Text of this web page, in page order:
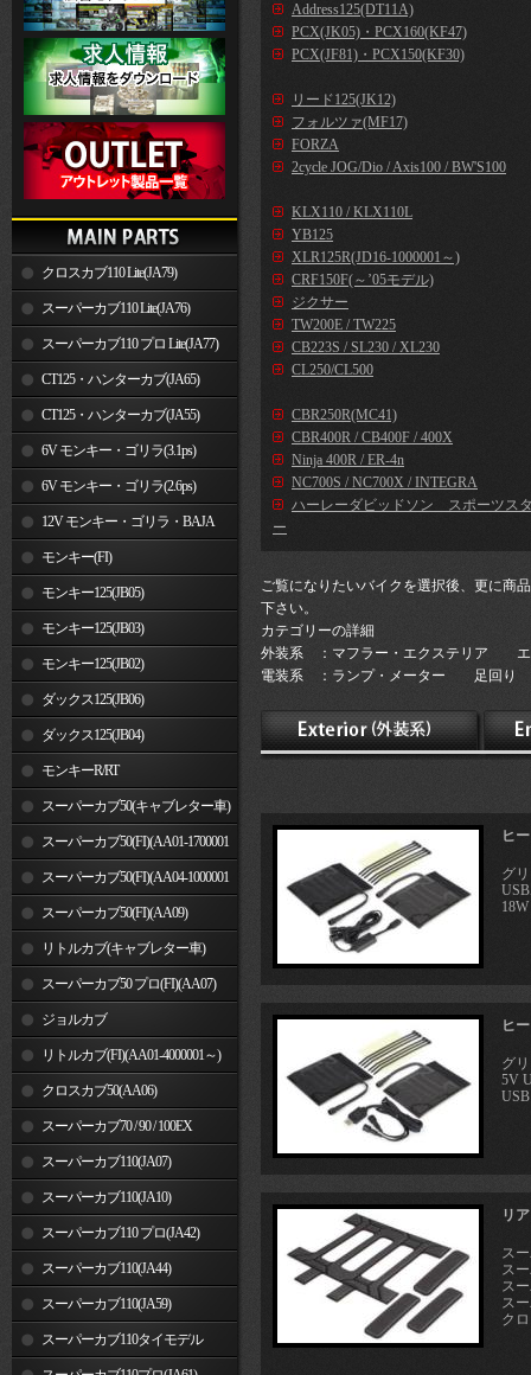
クロスカブ110 Lite(JA79)
スーパーカブ110 Lite(JA76)
スーパーカブ110 プロ Lite(JA77)
CT125・ハンターカブ(JA65)
CT125・ハンターカブ(JA55)
6V モンキー・ゴリラ(3.1ps)
6V モンキー・ゴリラ(2.6ps)
12V モンキー・ゴリラ・BAJA
モンキー(FI)
モンキー125(JB05)
モンキー125(JB03)
モンキー125(JB02)
ダックス125(JB06)
ダックス125(JB04)
モンキーR/RT
スーパーカブ50(キャブレター車)
スーパーカブ50(FI)(AA01-1700001
～) スーパーカブ50(FI)(AA04-1000001
～) スーパーカブ50(FI)(AA09)
リトルカブ(キャブレター車)
スーパーカブ50 プロ(FI)(AA07)
ジョルカブ
リトルカブ(FI)(AA01-4000001～)
クロスカブ50(AA06)
スーパーカブ70 / 90 / 100EX
スーパーカブ110(JA07)
スーパーカブ110(JA10)
スーパーカブ110 プロ(JA42)
スーパーカブ110(JA44)
スーパーカブ110(JA59)
スーパーカブ110タイモデル
Address125(DT11A)
PCX(JK05)・PCX160(KF47)
PCX(JF81)・PCX150(KF30)
リード125(JK12)
フォルツァ(MF17)
FORZA
2cycle JOG/Dio / Axis100 / BW'S100
KLX110 / KLX110L
YB125
XLR125R(JD16-1000001～)
CRF150F(～’05モデル)
ジクサー
TW200E / TW225
CB223S / SL230 / XL230
CL250/CL500
CBR250R(MC41)
CBR400R / CB400F / 400X
Ninja 400R / ER-4n
NC700S / NC700X / INTEGRA
ハーレーダビッドソン スポーツス
ー
ご覧になりたいバイクを選択後、更に商
下さい。
カテゴリーの詳細
外装系 ：マフラー・エクステリア エ
電装系 ：ランプ・メーター 足回り
ヒ
グ
ヒ
グ
5V
リ
ス
ス
ス
ス
ク